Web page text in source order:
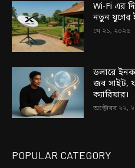
Wi-Fi এর
নতুন যুগের
মে ২১, ২০২৫
ডলারে
জব সাইট,
ক্যারিয়ার।
অক্টোবর ২২,
POPULAR CATEGORY